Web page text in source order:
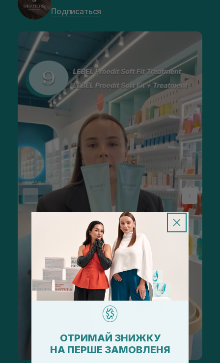
Подписаться
ОТРИМАЙ ЗНИЖКУ
НА ПЕРШЕ ЗАМОВЛЕНЯ